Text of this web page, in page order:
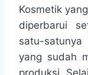
Kosmetik
diperbarui
satu-
yang sudah
produksi.